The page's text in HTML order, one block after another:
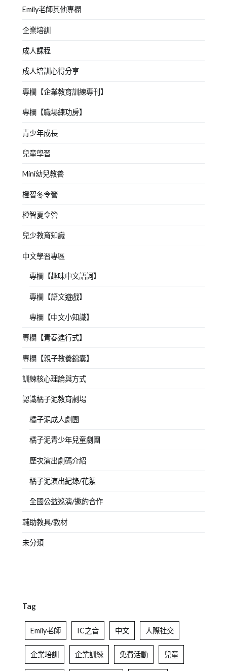
Emily老師其他專欄
企業培訓
成人課程
成人培訓心得分享
專欄【企業教育訓練專刊】
專欄【職場練功房】
青少年成長
兒童學習
Mini幼兒教養
橙智冬令營
橙智夏令營
兒少教育知識
中文學習專區
專欄【趣味中文語詞】
專欄【語文遊戲】
專欄【中文小知識】
專欄【青春進行式】
專欄【親子教養錦囊】
訓練核心理論與方式
認識橘子泥教育劇場
橘子泥成人劇團
橘子泥青少年兒童劇團
歷次演出劇碼介紹
橘子泥演出紀錄/花絮
全國公益巡演/邀約合作
輔助教具/教材
未分類
Tag
Emily老師 IC之音 中文 人際社交
企業培訓 企業訓練 免費活動 兒童